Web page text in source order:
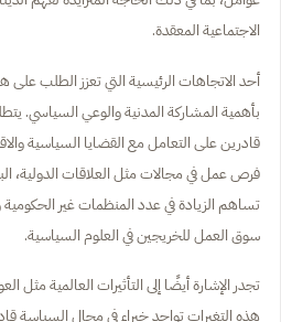
الاجتماعية المعقدة.
أحد الاتجاهات الرئيسية التي تعزز الطلب
بأهمية المشاركة المدنية والوعي السياسي.
قادرين على التعامل مع القضايا السياسية
فرص عمل في مجالات مثل العلاقات الدولية،
تساهم الزيادة في عدد المنظمات غير الحكومية
سوق العمل للخريجين في العلوم السياسية.
تجدر الإشارة أيضًا إلى التأثيرات العالمية مثل
هذه التغيرات تواجد خبراء في مجال السياسة